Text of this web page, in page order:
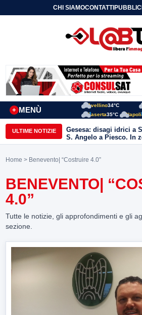
CHI SIAMOCONTATTI
MENÙ
+
Avellino34°C
Caserta35°C Napoli
ULTIME NOTIZIE
Gesesa: disagi idrici a
S. Angelo a Piesco. In
posizionata l’autobotte
Home > Benevento| “Costruire 4.0”
BENEVENTO|
4.0”
Tutte le notizie, gli approfondimenti e gli
sezione.